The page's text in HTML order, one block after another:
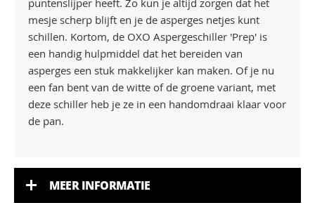
puntenslijper heeft. Zo kun je altijd zorgen dat het
mesje scherp blijft en je de asperges netjes kunt
schillen. Kortom, de OXO Aspergeschiller 'Prep' is
een handig hulpmiddel dat het bereiden van
asperges een stuk makkelijker kan maken. Of je nu
een fan bent van de witte of de groene variant, met
deze schiller heb je ze in een handomdraai klaar voor
de pan.
MEER INFORMATIE